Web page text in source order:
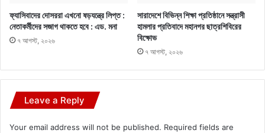
ফ্যাসিবাদের দোসররা এখনো ষড়যন্ত্রে লিপ্ত :
নেতাকর্মীদের সজাগ থাকতে হবে : এড. মনা
৭ আগস্ট, ২০২৬
সারাদেশে বিভিন্ন শিক্ষা প্রতিষ্ঠানে সন্ত্রাসী
হামলার প্রতিবাদে মহানগর ছাত্রশিবিরের
বিক্ষোভ
৭ আগস্ট, ২০২৬
Leave a Reply
Your email address will not be published. Required fields are